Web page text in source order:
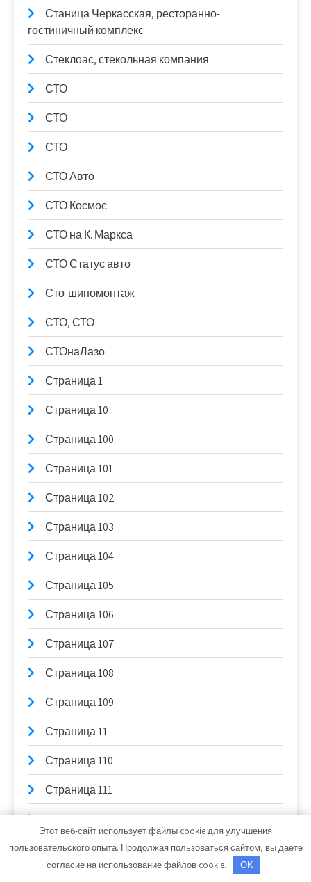
Станица Черкасская, ресторанно-
гостиничный комплекс
Стеклоас, стекольная компания
СТО
СТО
СТО
СТО Авто
СТО Космос
СТО на К. Маркса
СТО Статус авто
Сто-шиномонтаж
СТО, СТО
СТОнаЛазо
Страница 1
Страница 10
Страница 100
Страница 101
Страница 102
Страница 103
Страница 104
Страница 105
Страница 106
Страница 107
Страница 108
Страница 109
Страница 11
Страница 110
Страница 111
Страница 112
Страница 113
Этот веб-сайт использует файлы cookie для улучшения
пользовательского опыта. Продолжая пользоваться сайтом, вы даете
согласие на использование файлов cookie.
OK